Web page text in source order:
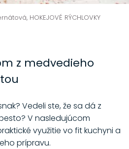
HOKEJOVÉ RÝCHLOVKY
z medvedieho
Vedeli ste, že sa dá z
V nasledujúcom
využitie vo fit kuchyni a
prípravu.